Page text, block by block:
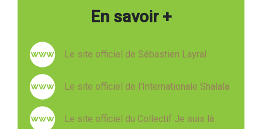
En savoir +
Le site officiel de Sébastien Layral
Le site officiel de l'Internationale Shalala
Le site officiel du Collectif Je suis là